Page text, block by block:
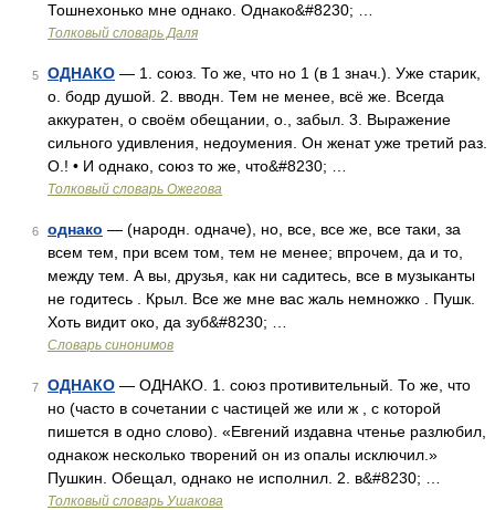
Тошнехонько мне однако. Однако&#8230; …
Толковый словарь Даля
5 ОДНАКО — 1. союз. То же, что но 1 (в 1 знач.). Уже старик,
о. бодр душой. 2. вводн. Тем не менее, всё же. Всегда
аккуратен, о своём обещании, о., забыл. 3. Выражение
сильного удивления, недоумения. Он женат уже третий раз.
О.! • И однако, союз то же, что&#8230; …
Толковый словарь Ожегова
6 однако — (народн. одначе), но, все, все же, все таки, за
всем тем, при всем том, тем не менее; впрочем, да и то,
между тем. А вы, друзья, как ни садитесь, все в музыканты
не годитесь . Крыл. Все же мне вас жаль немножко . Пушк.
Хоть видит око, да зуб&#8230; …
Словарь синонимов
7 ОДНАКО — ОДНАКО. 1. союз противительный. То же, что
но (часто в сочетании с частицей же или ж , с которой
пишется в одно слово). «Евгений издавна чтенье разлюбил,
однакож несколько творений он из опалы исключил.»
Пушкин. Обещал, однако не исполнил. 2. в&#8230; …
Толковый словарь Ушакова